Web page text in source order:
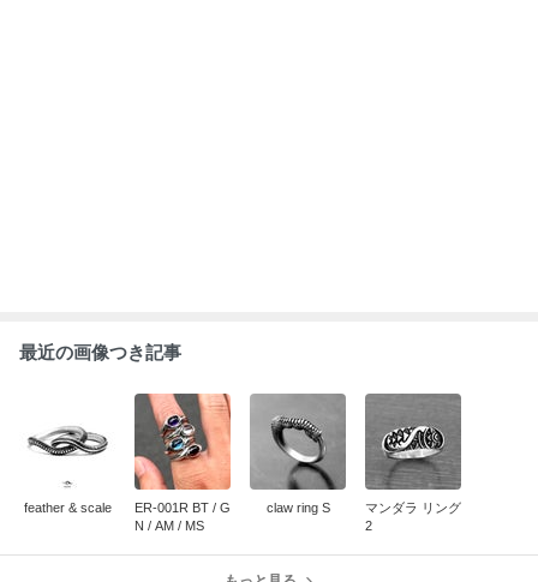
最近の画像つき記事
feather & scale
ER-001R BT / G
N / AM / MS
claw ring S
マンダラ リング
2